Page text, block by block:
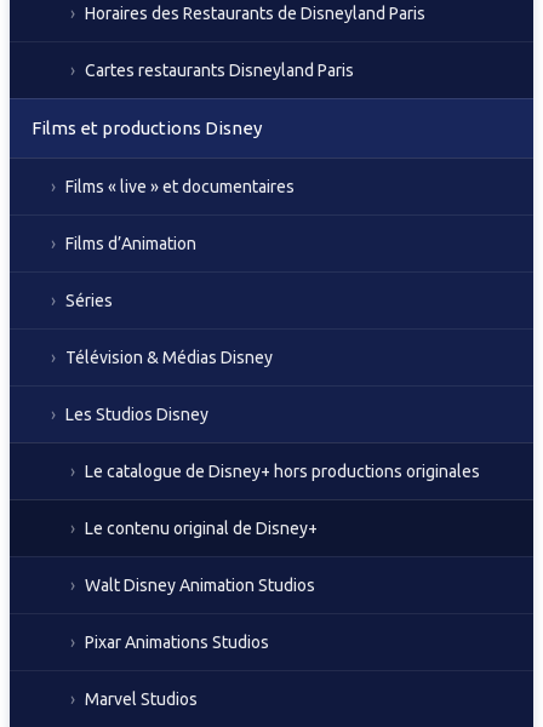
Horaires des Restaurants de Disneyland Paris
Cartes restaurants Disneyland Paris
Films et productions Disney
Films « live » et documentaires
Films d’Animation
Séries
Télévision & Médias Disney
Les Studios Disney
Le catalogue de Disney+ hors productions originales
Le contenu original de Disney+
Walt Disney Animation Studios
Pixar Animations Studios
Marvel Studios